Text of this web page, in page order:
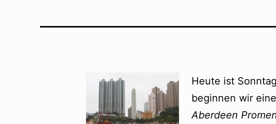
Heute ist
beginnen wir
Aberdeen